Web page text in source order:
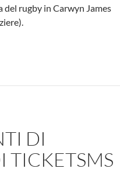
del rugby in Carwyn James
del libro “Il Leone e il
DI
TICKETSMS